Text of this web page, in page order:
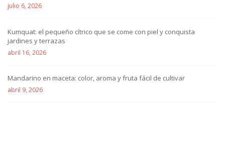
julio 6, 2026
Kumquat: el pequeño cítrico que se come con piel y conquista
jardines y terrazas
abril 16, 2026
Mandarino en maceta: color, aroma y fruta fácil de cultivar
abril 9, 2026